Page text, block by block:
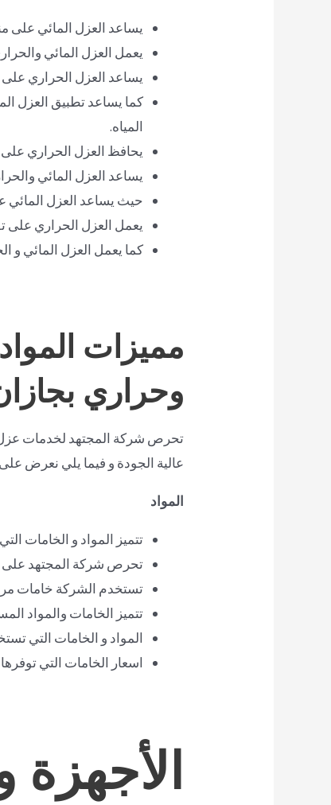
يساعد العزل المائي على
يعمل العزل المائي
يساعد العزل الحراري
كما يساعد تطبيق العزل
المياه.
يحافظ العزل الحراري على
يساعد العزل المائي
حيث يساعد العزل المائي
يعمل العزل الحراري على
كما يعمل العزل المائي و
مميزات
وحراري
تحرص شركة المجتهد لخدمات عزل
عالية الجودة و فيما يلي نعرض
المواد
تتميز المواد و الخامات
تحرص شركة المجتهد على
تستخدم الشركة خامات
تتميز الخامات والمواد
المواد و الخامات التي
اسعار الخامات التي
الأجهزة